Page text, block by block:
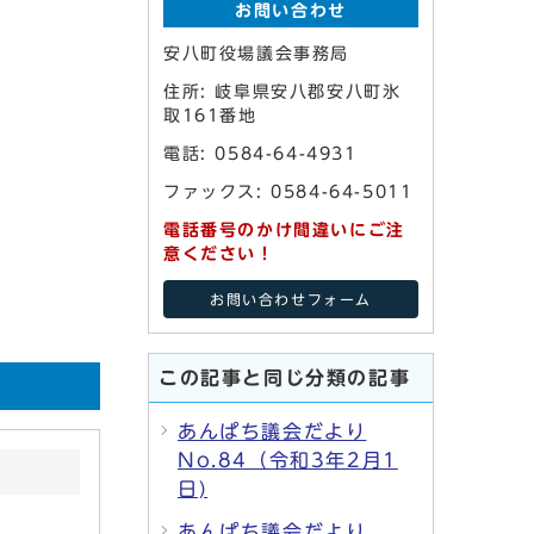
お問い合わせ
安八町役場議会事務局
住所: 岐阜県安八郡安八町氷
取161番地
電話: 0584-64-4931
ファックス: 0584-64-5011
電話番号のかけ間違いにご注
意ください！
お問い合わせフォーム
この記事と同じ分類の記事
あんぱち議会だより
No.84（令和3年2月1
日)